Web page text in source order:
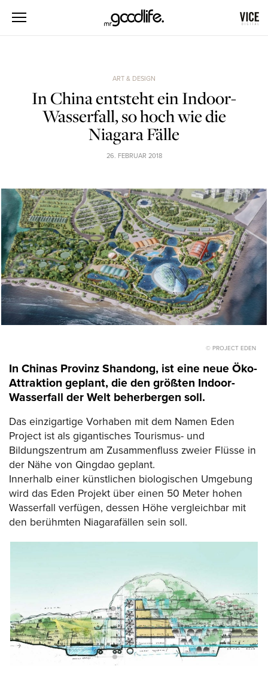
ART & DESIGN
In China entsteht ein Indoor-
Wasserfall, so hoch wie die
Niagara Fälle
26. FEBRUAR 2018
© PROJECT EDEN
In Chinas Provinz Shandong, ist eine neue Öko-
Attraktion geplant, die den größten Indoor-
Wasserfall der Welt beherbergen soll.
Das einzigartige Vorhaben mit dem Namen Eden
Project ist als gigantisches Tourismus- und
Bildungszentrum am Zusammenfluss zweier Flüsse in
der Nähe von Qingdao geplant.
Innerhalb einer künstlichen biologischen Umgebung
wird das Eden Projekt über einen 50 Meter hohen
Wasserfall verfügen, dessen Höhe vergleichbar mit
den berühmten Niagarafällen sein soll.